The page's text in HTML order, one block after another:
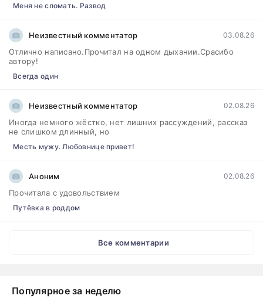
Меня не сломать. Развод
Неизвестный комментатор 03.08.26
Отлично написано.Прочитал на одном дыхании.Срасибо
автору!
Всегда один
Неизвестный комментатор 02.08.26
Иногда немного жёстко, нет лишних рассуждений, рассказ
не слишком длинный, но
Месть мужу. Любовнице привет!
Аноним 02.08.26
Прочитала с удовольствием
Путёвка в роддом
Все комментарии
Популярное за неделю